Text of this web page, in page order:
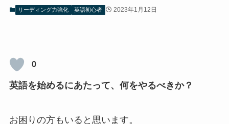
リーディング力強化 英語初心者 2023年1月12日
0
英語を始めるにあたって、何をやるべきか？
お困りの方もいると思います。